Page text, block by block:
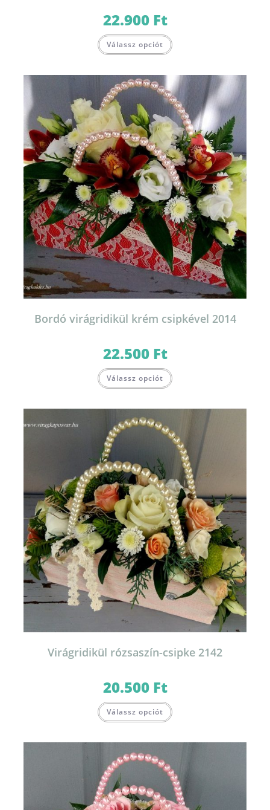
22.900 Ft
Válassz opciót
Bordó virágridikül krém csipkével 2014
22.500 Ft
Válassz opciót
Virágridikül rózsaszín-csipke 2142
20.500 Ft
Válassz opciót